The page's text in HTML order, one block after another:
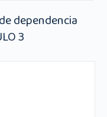
dependencia
3